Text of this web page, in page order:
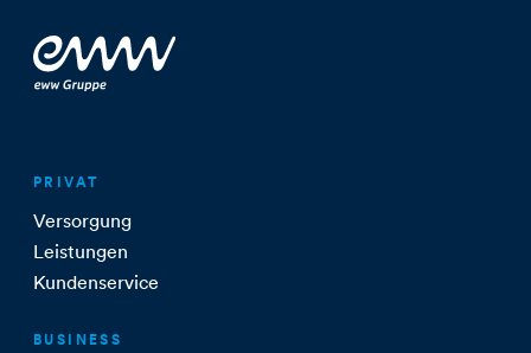
PRIVAT
Versorgung
Leistungen
Kundenservice
BUSINESS